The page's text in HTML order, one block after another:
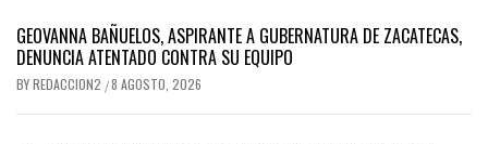
GEOVANNA BAÑUELOS, ASPIRANTE A GUBERNATURA DE ZACATECAS,
DENUNCIA ATENTADO CONTRA SU EQUIPO
BYREDACCION2 /8 AGOSTO, 2026